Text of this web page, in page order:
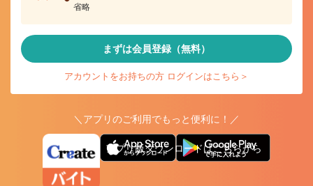
省略
まずは会員登録（無料）
アカウントをお持ちの方 ログインはこちら＞
＼アプリのご利用でもっと便利に！／
アプリ版ダウンロードはこちらから